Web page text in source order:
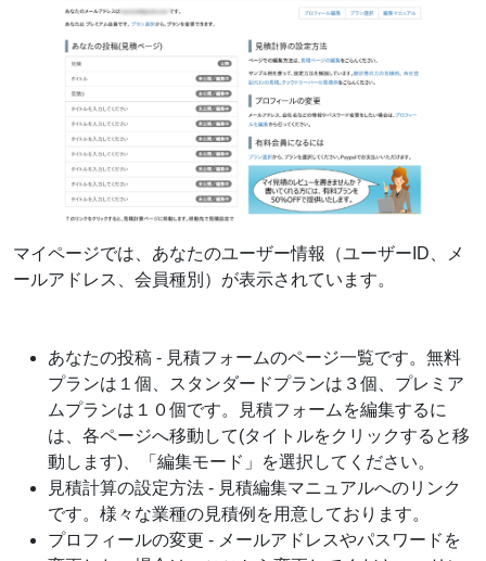
マイページでは、あなたのユーザー情報（ユーザーID、メ
ールアドレス、会員種別）が表示されています。
あなたの投稿 - 見積フォームのページ一覧です。無料
プランは１個、スタンダードプランは３個、プレミア
ムプランは１０個です。見積フォームを編集するに
は、各ページへ移動して(タイトルをクリックすると移
動します)、「編集モード」を選択してください。
見積計算の設定方法 - 見積編集マニュアルへのリンク
です。様々な業種の見積例を用意しております。
プロフィールの変更 - メールアドレスやパスワードを